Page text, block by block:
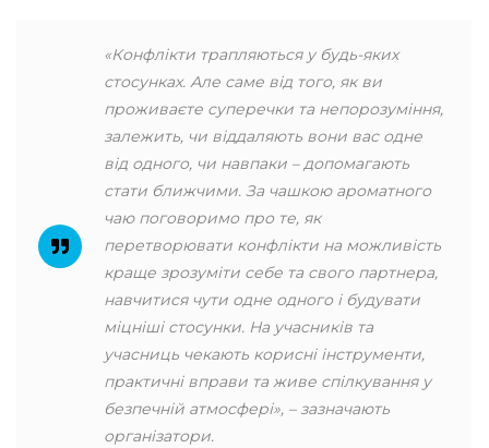
«Конфлікти трапляються у будь-яких
стосунках. Але саме від того, як ви
проживаєте суперечки та непорозуміння,
залежить, чи віддаляють вони вас одне
від одного, чи навпаки – допомагають
стати ближчими. За чашкою ароматного
чаю поговоримо про те, як
перетворювати конфлікти на можливість
краще зрозуміти себе та свого партнера,
навчитися чути одне одного і будувати
міцніші стосунки. На учасників та
учасниць чекають корисні інструменти,
практичні вправи та живе спілкування у
безпечній атмосфері», – зазначають
організатори.